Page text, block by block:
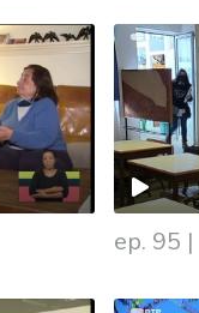
ep. 95 |